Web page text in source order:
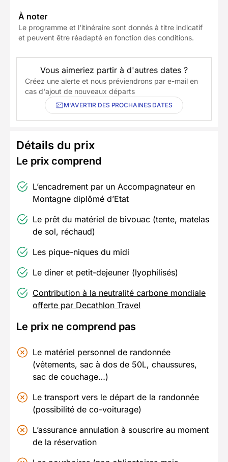
À noter
Le programme et l'itinéraire sont donnés à titre indicatif
et peuvent être réadapté en fonction des conditions.
Vous aimeriez partir à d'autres dates ?
Créez une alerte et nous préviendrons par e-mail en
cas d'ajout de nouveaux départs
M'AVERTIR DES PROCHAINES DATES
Détails du prix
Le prix comprend
L’encadrement par un Accompagnateur en
Montagne diplômé d’Etat
Le prêt du matériel de bivouac (tente, matelas
de sol, réchaud)
Les pique-niques du midi
Le diner et petit-dejeuner (lyophilisés)
Contribution à la neutralité carbone mondiale
offerte par Decathlon Travel
Le prix ne comprend pas
Le matériel personnel de randonnée
(vêtements, sac à dos de 50L, chaussures,
sac de couchage…)
Le transport vers le départ de la randonnée
(possibilité de co-voiturage)
L’assurance annulation à souscrire au moment
de la réservation